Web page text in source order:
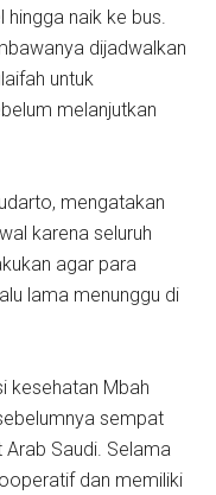
hingga naik ke bus.
dijadwalkan
untuk
melanjutkan
mengatakan
karena seluruh
agar para
lama menunggu di
kesehatan Mbah
sempat
Saudi. Selama
dan memiliki